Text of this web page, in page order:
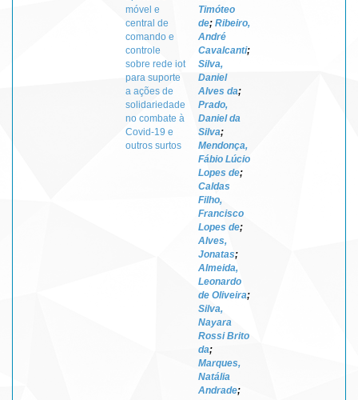
móvel e
central de
comando e
controle
sobre rede iot
para suporte
a ações de
solidariedade
no combate à
Covid-19 e
outros surtos
Timóteo
de; Ribeiro,
André
Cavalcanti;
Silva,
Daniel
Alves da;
Prado,
Daniel da
Silva;
Mendonça,
Fábio Lúcio
Lopes de;
Caldas
Filho,
Francisco
Lopes de;
Alves,
Jonatas;
Almeida,
Leonardo
de Oliveira;
Silva,
Nayara
Rossi Brito
da;
Marques,
Natália
Andrade;